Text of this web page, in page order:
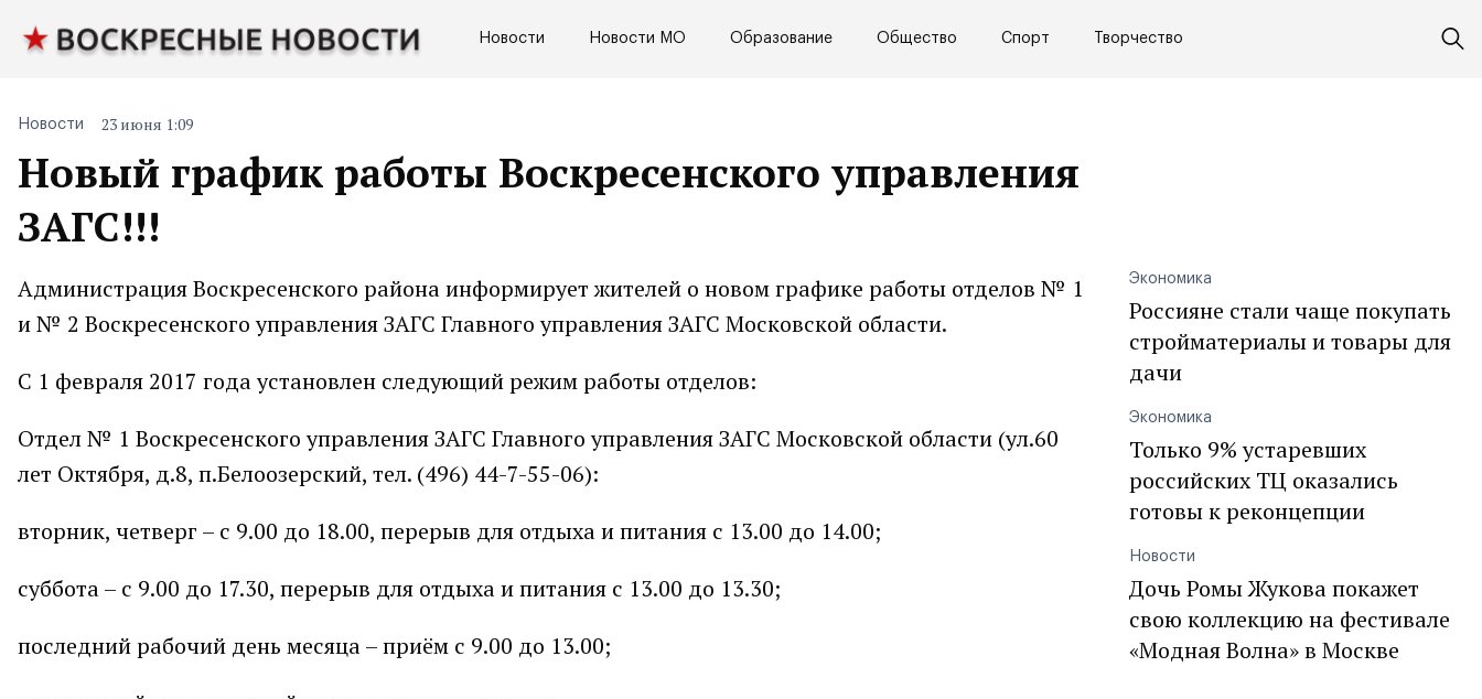
Новости Новости МО Образование Общество Спорт Творчество
Новый график работы Воскресенского управления
ЗАГС!!!
Новости 23 июня 1:09
Администрация Воскресенского района информирует жителей о новом графике работы отделов № 1
и № 2 Воскресенского управления ЗАГС Главного управления ЗАГС Московской области.
С 1 февраля 2017 года установлен следующий режим работы отделов:
Отдел № 1 Воскресенского управления ЗАГС Главного управления ЗАГС Московской области (ул.60
лет Октября, д.8, п.Белоозерский, тел. (496) 44-7-55-06):
вторник, четверг – с 9.00 до 18.00, перерыв для отдыха и питания с 13.00 до 14.00;
суббота – с 9.00 до 17.30, перерыв для отдыха и питания с 13.00 до 13.30;
последний рабочий день месяца – приём с 9.00 до 13.00;
Экономика
Россияне стали чаще покупать
стройматериалы и товары для
дачи
Экономика
Только 9% устаревших
российских ТЦ оказались
готовы к реконцепции
Новости
Дочь Ромы Жукова покажет
свою коллекцию на фестивале
«Модная Волна» в Москве